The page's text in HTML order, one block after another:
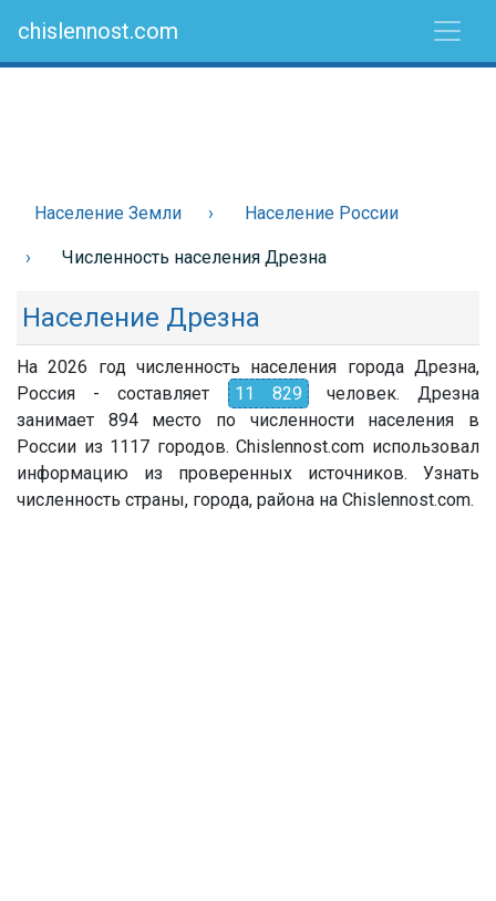
chislennost.com
Население Земли Население России
Численность населения Дрезна
Население Дрезна
На 2026 год численность населения города Дрезна,
Россия - составляет
11 829 человек. Дрезна
занимает 894 место по численности населения в
России из 1117 городов. Chislennost.com использовал
информацию из проверенных источников. Узнать
численность страны, города, района на Chislennost.com.